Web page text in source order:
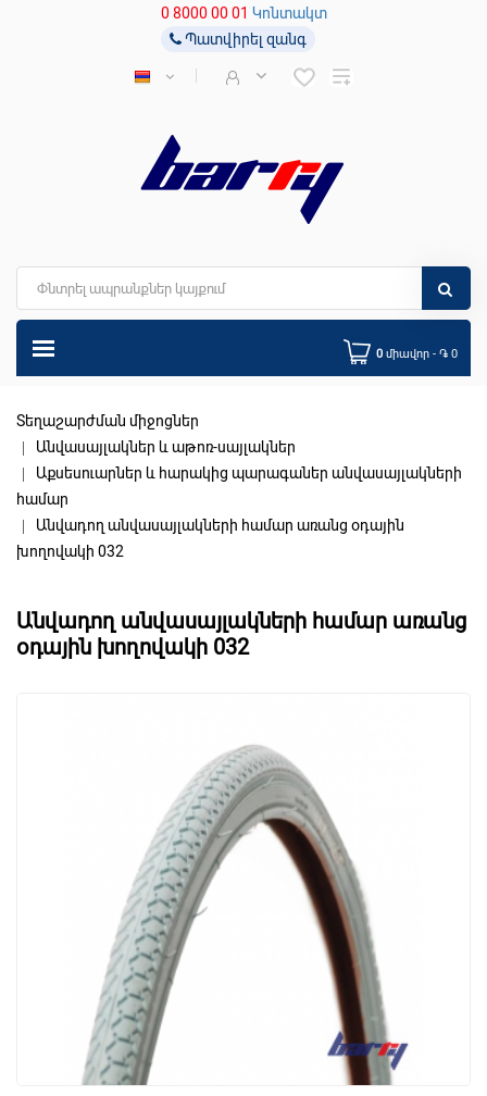
0 8000 00 01 Կոնտակտ
Պատվիրել զանգ
0 միավոր - ֏ 0
Տեղաշարժման միջոցներ
Անվասայլակներ և աթոռ-սայլակներ
Աքսեսուարներ և հարակից պարագաներ անվասայլակների
համար
Անվադող անվասայլակների համար առանց օդային
խողովակի 032
Անվադող անվասայլակների համար առանց
օդային խողովակի 032